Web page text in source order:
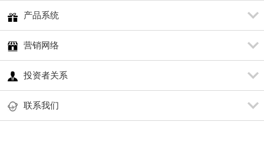
产品系统
营销网络
投资者关系
联系我们